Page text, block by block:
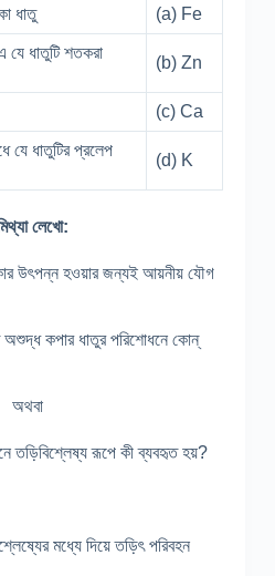
ধাতু (a) Fe
ধাতুটি শতকরা
(b) Zn
(c) Ca
যে ধাতুটির প্রলেপ
(d) K
লেখো:
উৎপন্ন হওয়ার জন্যই আয়নীয় যৌগ
কপার ধাতুর পরিশোধনে কোন্
অথবা
তড়িবিশ্লেষ্য রূপে কী ব্যবহৃত হয়?
মধ্যে দিয়ে তড়িৎ পরিবহন